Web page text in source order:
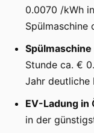
0.0070 /kWh
Spülmaschine
Stunde ca. €
Jahr deutliche
EV-Ladung in
in der